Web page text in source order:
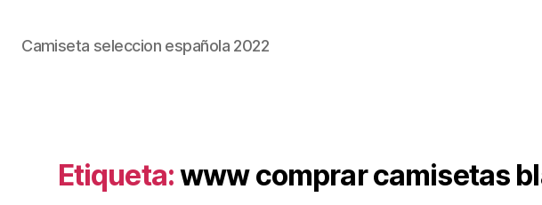
Camiseta seleccion española 2022
Etiqueta:www comprar camisetas